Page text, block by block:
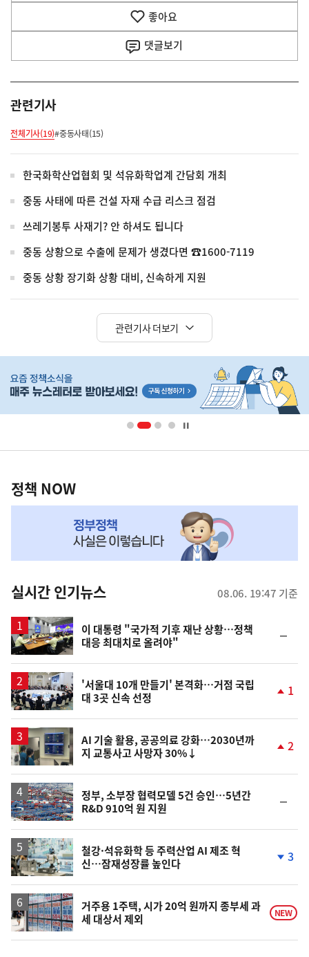
기
좋아요
댓글보기
관련기사
전체기사(19)#중동사태(15)
한국화학산업협회 및 석유화학업계 간담회 개최
중동 사태에 따른 건설 자재 수급 리스크 점검
쓰레기봉투 사재기? 안 하셔도 됩니다
중동 상황으로 수출에 문제가 생겼다면 ☎1600-7119
중동 상황 장기화 상황 대비, 신속하게 지원
관련기사 더보기
단
배
영
책
NOW,
뉴
스
정책 NOW
실시간 인기뉴스 08.06. 19:47 기준
이 대통령 "국가적 기후 재난 상황…정책
대응 최대치로 올려야"
일
'서울대 10개 만들기' 본격화…거점 국립
대 3곳 신속 선정
1
AI 기술 활용, 공공의료 강화…2030년까
지 교통사고 사망자 30%↓
2
정부, 소부장 협력모델 5건 승인…5년간
R&D 910억 원 지원
일
철강·석유화학 등 주력산업 AI 제조 혁
신…잠재성장률 높인다
락
3
거주용 1주택, 시가 20억 원까지 종부세 과
세 대상서 제외
NEW